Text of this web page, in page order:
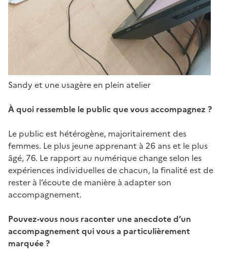
Sandy et une usagère en plein atelier
À quoi ressemble le public que vous accompagnez ?
Le public est hétérogène, majoritairement des
femmes. Le plus jeune apprenant à 26 ans et le plus
âgé, 76. Le rapport au numérique change selon les
expériences individuelles de chacun, la finalité est de
rester à l’écoute de manière à adapter son
accompagnement.
Pouvez-vous nous raconter une anecdote d’un
accompagnement qui vous a particulièrement
marquée ?